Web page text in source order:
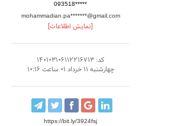
093518*****
mohammadian.pa*******@gmail.com
[نمایش اطلاعات]
کد: 140103106112216713
چهارشنبه 11 خرداد 01 ساعت 10:16
https://bit.ly/3924fsj